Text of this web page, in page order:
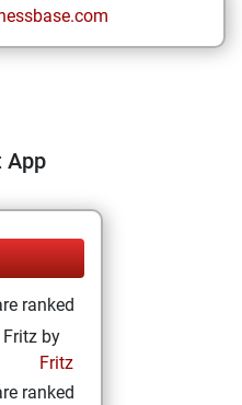
App
ranked
by
Fritz
ranked